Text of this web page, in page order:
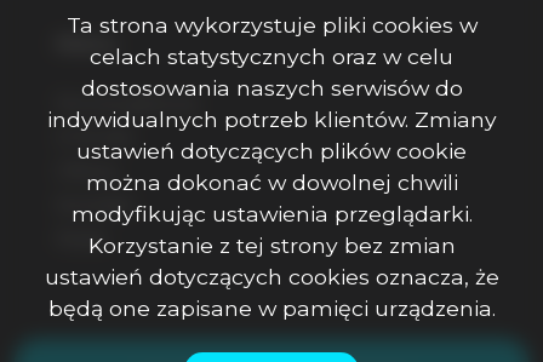
Strona główna
O firmie
Kontakt
Rodo
Ta strona wykorzystuje pliki cookies w
celach statystycznych oraz w celu
dostosowania naszych serwisów do
indywidualnych potrzeb klientów. Zmiany
ustawień dotyczących plików cookie
można dokonać w dowolnej chwili
modyfikując ustawienia przeglądarki.
Korzystanie z tej strony bez zmian
ustawień dotyczących cookies oznacza, że
będą one zapisane w pamięci urządzenia.